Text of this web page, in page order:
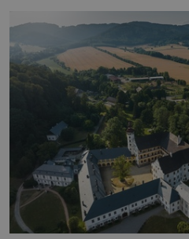
Je to opravdu tak, s věkem
rozhodla stávkovat. Cvičte